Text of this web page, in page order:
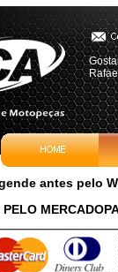
antes pelo